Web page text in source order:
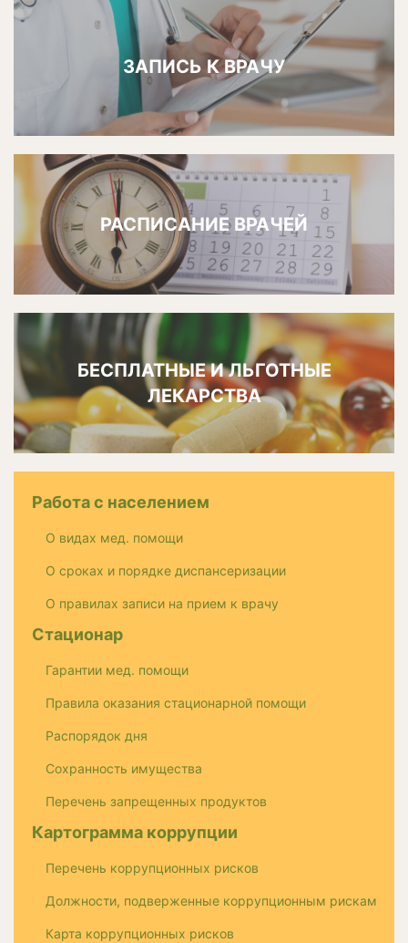
ЗАПИСЬ К ВРАЧУ
РАСПИСАНИЕ ВРАЧЕЙ
БЕСПЛАТНЫЕ И ЛЬГОТНЫЕ
ЛЕКАРСТВА
Работа с населением
О видах мед. помощи
О сроках и порядке диспансеризации
О правилах записи на прием к врачу
Стационар
Гарантии мед. помощи
Правила оказания стационарной помощи
Распорядок дня
Сохранность имущества
Перечень запрещенных продуктов
Картограмма коррупции
Перечень коррупционных рисков
Должности, подверженные коррупционным рискам
Карта коррупционных рисков